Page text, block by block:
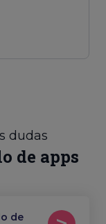
dudas
de apps
de